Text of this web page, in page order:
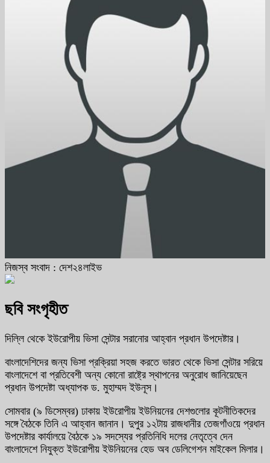
নিজস্ব সংবাদ : দেশ২৪লাইভ
ছবি সংগৃহীত
দিল্লি থেকে ইউরোপীয় ভিসা সেন্টার সরানোর আহ্বান প্রধান উপদেষ্টার।
বাংলাদেশিদের জন্য ভিসা প্রক্রিয়া সহজ করতে ভারত থেকে ভিসা সেন্টার সরিয়ে
বাংলাদেশে বা প্রতিবেশী অন্য কোনো রাষ্ট্রে স্থাপনের অনুরোধ জানিয়েছেন
প্রধান উপদেষ্টা অধ্যাপক ড. মুহাম্মদ ইউনূস।
সোমবার (৯ ডিসেম্বর) ঢাকায় ইউরোপীয় ইউনিয়নের দেশগুলোর কূটনীতিকদের
সঙ্গে বৈঠকে তিনি এ আহ্বান জানান। দুপুর ১২টায় রাজধানীর তেজগাঁওয়ে প্রধান
উপদেষ্টার কার্যালয়ে বৈঠকে ১৯ সদস্যের প্রতিনিধি দলের নেতৃত্বে দেন
বাংলাদেশে নিযুক্ত ইউরোপীয় ইউনিয়নের হেড অব ডেলিগেশন মাইকেল মিলার।